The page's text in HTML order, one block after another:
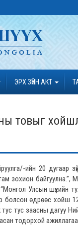
ЭРХ ЗҮЙН АКТ
товыг
ийн 20 дугаар
зохион байгуулна.”,
Улсын
болсон өдрөөс
тус тус заасны дагуу
тодорхой ажиллагааг